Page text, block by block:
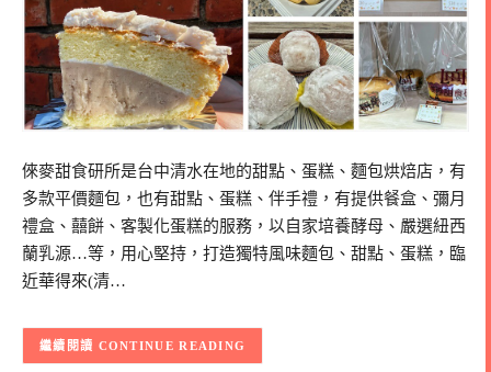
倈麥甜食研所是台中清水在地的甜點、蛋糕、麵包烘焙店，有
多款平價麵包，也有甜點、蛋糕、伴手禮，有提供餐盒、彌月
禮盒、囍餅、客製化蛋糕的服務，以自家培養酵母、嚴選紐西
蘭乳源…等，用心堅持，打造獨特風味麵包、甜點、蛋糕，臨
近華得來(清…
CONTINUE READING